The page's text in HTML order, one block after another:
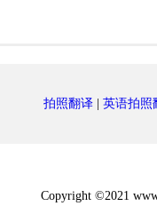
拍照翻译| 英语拍照
Copyright ©2021